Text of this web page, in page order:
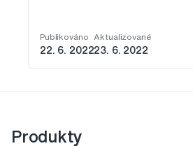
Publikováno
22. 6. 2022
Aktualizované
23. 6. 2022
Produkty